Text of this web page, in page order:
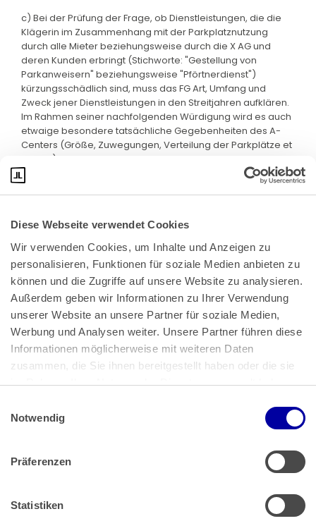
Diese Webseite verwendet Cookies
Wir verwenden Cookies, um Inhalte und Anzeigen zu
personalisieren, Funktionen für soziale Medien anbieten zu
können und die Zugriffe auf unsere Website zu analysieren.
Außerdem geben wir Informationen zu Ihrer Verwendung
unserer Website an unsere Partner für soziale Medien,
Werbung und Analysen weiter. Unsere Partner führen diese
Informationen möglicherweise mit weiteren Daten
zusammen, die Sie ihnen bereitgestellt haben oder die sie
im Rahmen Ihrer Nutzung der Dienste gesammelt haben.
Impressum
Notwendig
Präferenzen
Statistiken
c) Bei der Prüfung der Frage, ob Dienstleistungen, die die
Klägerin im Zusammenhang mit der Parkplatznutzung
durch alle Mieter beziehungsweise durch die X AG und
deren Kunden erbringt (Stichworte: "Gestellung von
Parkanweisern" beziehungsweise "Pförtnerdienst")
kürzungsschädlich sind, muss das FG Art, Umfang und
Zweck jener Dienstleistungen in den Streitjahren aufklären.
Im Rahmen seiner nachfolgenden Würdigung wird es auch
etwaige besondere tatsächliche Gegebenheiten des A-
Centers (Größe, Zuwegungen, Verteilung der Parkplätze et
cetera) berücksichtigen müssen.
Bundeskanzlerplatz 2
53113 Bonn
Pressemitteilungen|AGB
Impressum|Datenschutz
Muster Widerrufsformular (PDF)